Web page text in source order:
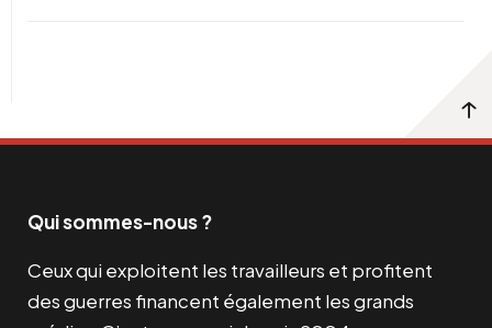
Qui sommes-nous ?
Ceux qui exploitent les travailleurs et profitent
des guerres financent également les grands